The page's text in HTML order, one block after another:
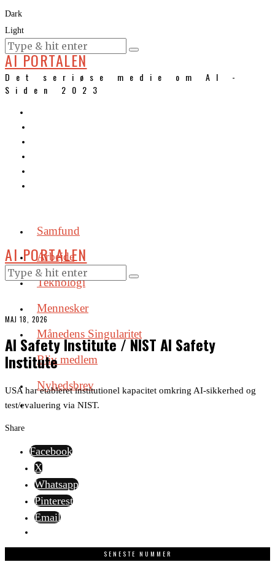
Dark
Light
KURSER
AI PORTALEN
Det seriøse medie om AI -
Siden 2023
Samfund
Arbejde
Teknologi
Mennesker
Månedens Singularitet
Bliv medlem
Nyhedsbrev
AI PORTALEN
MAJ 18, 2026
AI Safety Institute / NIST AI Safety
Institute
USA har etableret institutionel kapacitet omkring AI-sikkerhed og
test/evaluering via NIST.
Share
Facebook
X
Whatsapp
Pinterest
Email
SENESTE NUMMER